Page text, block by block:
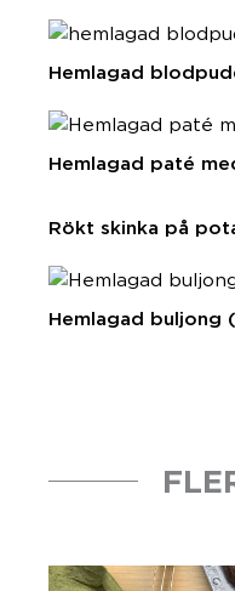
Hemlagad
Hemlagad paté
Rökt skinka på
Hemlagad buljong